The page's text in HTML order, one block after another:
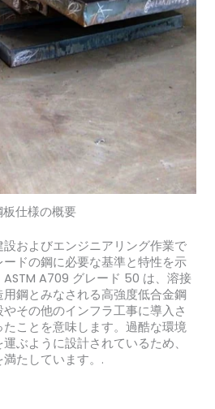
板仕様の概要
およびエンジニアリング作業で
ドの鋼に必要な基準と特性を示
A709 グレード 50 は、溶接
鋼とみなされる高強度低合金鋼
その他のインフラ工事に導入さ
ことを意味します。過酷な環境
ぶように設計されているため、
たしています。.